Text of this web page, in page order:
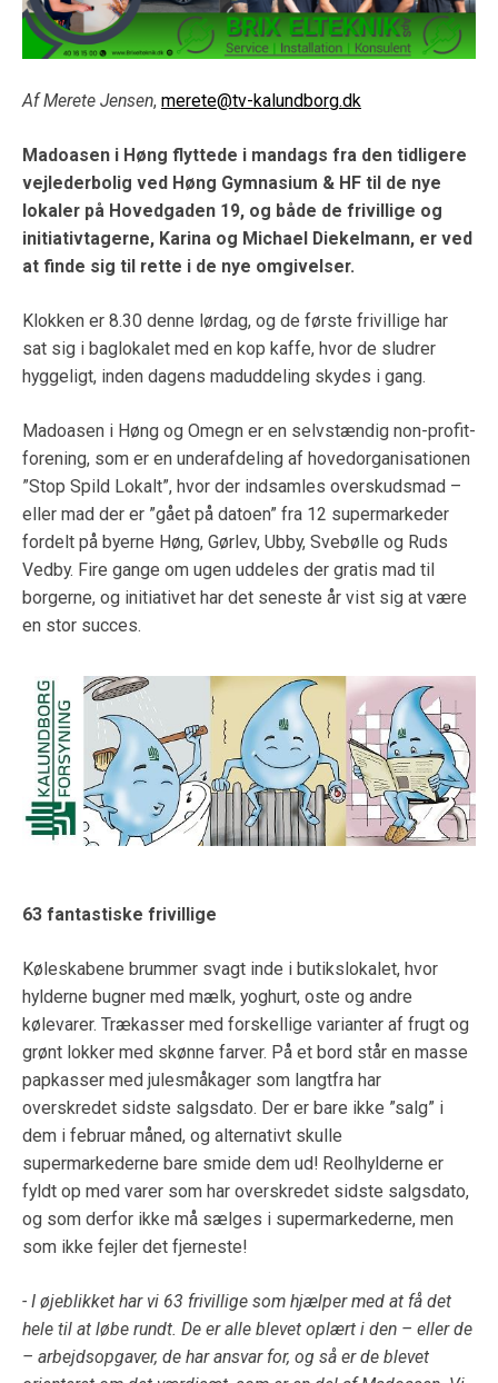
Af Merete Jensen, merete@tv-kalundborg.dk
Madoasen i Høng flyttede i mandags fra den tidligere
vejlederbolig ved Høng Gymnasium & HF til de nye
lokaler på Hovedgaden 19, og både de frivillige og
initiativtagerne, Karina og Michael Diekelmann, er ved
at finde sig til rette i de nye omgivelser.
Klokken er 8.30 denne lørdag, og de første frivillige har
sat sig i baglokalet med en kop kaffe, hvor de sludrer
hyggeligt, inden dagens maduddeling skydes i gang.
Madoasen i Høng og Omegn er en selvstændig non-profit-
forening, som er en underafdeling af hovedorganisationen
”Stop Spild Lokalt”, hvor der indsamles overskudsmad –
eller mad der er ”gået på datoen” fra 12 supermarkeder
fordelt på byerne Høng, Gørlev, Ubby, Svebølle og Ruds
Vedby. Fire gange om ugen uddeles der gratis mad til
borgerne, og initiativet har det seneste år vist sig at være
en stor succes.
63 fantastiske frivillige
Køleskabene brummer svagt inde i butikslokalet, hvor
hylderne bugner med mælk, yoghurt, oste og andre
kølevarer. Trækasser med forskellige varianter af frugt og
grønt lokker med skønne farver. På et bord står en masse
papkasser med julesmåkager som langtfra har
overskredet sidste salgsdato. Der er bare ikke ”salg” i
dem i februar måned, og alternativt skulle
supermarkederne bare smide dem ud! Reolhylderne er
fyldt op med varer som har overskredet sidste salgsdato,
og som derfor ikke må sælges i supermarkederne, men
som ikke fejler det fjerneste!
- I øjeblikket har vi 63 frivillige som hjælper med at få det
hele til at løbe rundt. De er alle blevet oplært i den – eller de
– arbejdsopgaver, de har ansvar for, og så er de blevet